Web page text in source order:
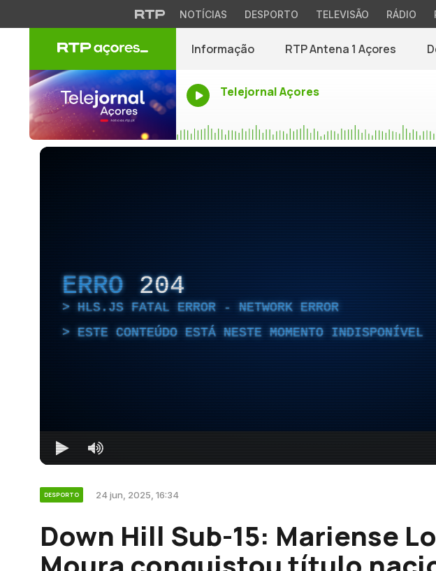
NOTÍCIAS DESPORTO TELEVISÃO RÁDIO
Informação RTP Antena 1 Açores
Telejornal Açores
ERRO 204
HLS.JS FATAL ERROR - NETWORK ERROR
ESTE CONTEÚDO ESTÁ NESTE MOMENTO INDISPONÍVEL
DESPORTO 24 jun, 2025, 16:34
Down Hill Sub-15: Mariense